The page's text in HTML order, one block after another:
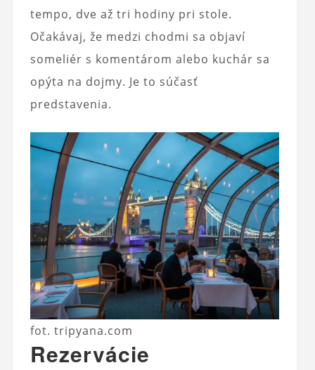
tempo, dve až tri hodiny pri stole.
Očakávaj, že medzi chodmi sa objaví
someliér s komentárom alebo kuchár sa
opýta na dojmy. Je to súčasť
predstavenia.
fot. tripyana.com
Rezervácie